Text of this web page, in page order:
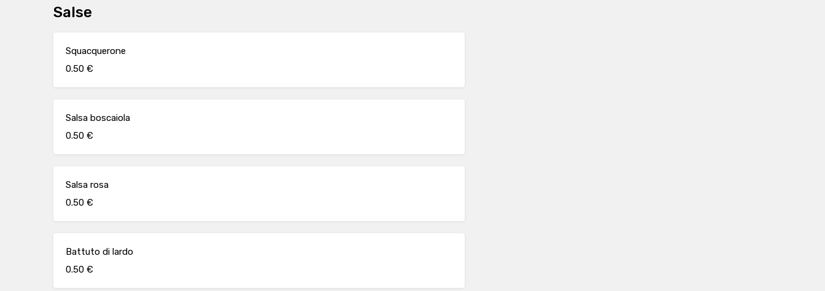
Salse
Squacquerone
0.50 €
Salsa boscaiola
0.50 €
Salsa rosa
0.50 €
Battuto di lardo
0.50 €